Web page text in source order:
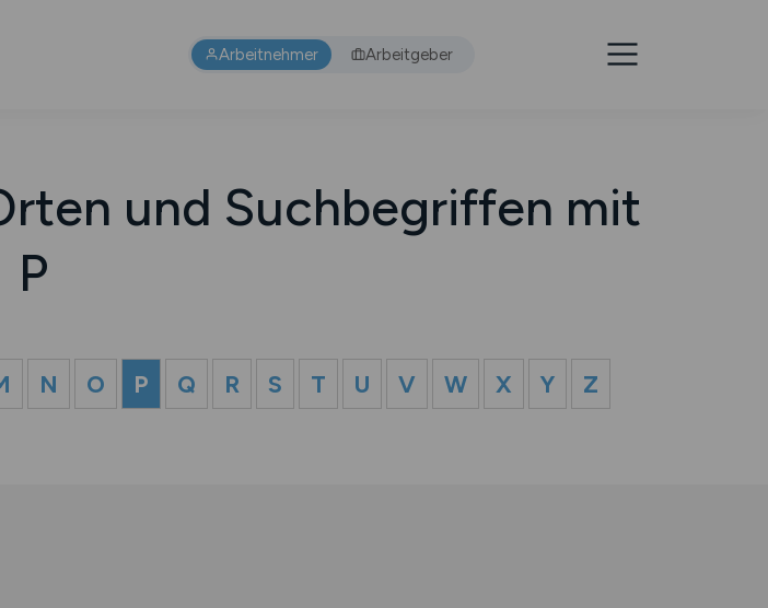
Arbeitnehmer Arbeitgeber
und Suchbegriffen mit
P
N O P Q R S T U V W X Y Z